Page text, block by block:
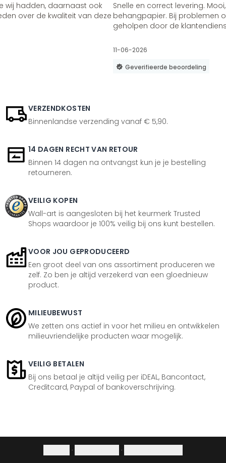
wij hadden, daarnaast ook
over de kwaliteit van deze
Snelle en correct levering.
behangpapier. Bij problemen
geholpen door de
11-06-2026
Geverifieerde beoordeling
VERZENDKOSTEN
Binnenlandse verzending vanaf € 5,90.
14 DAGEN RECHT VAN RETOUR
Binnen 14 dagen na ontvangst kun je je bestelling
retourneren.
VEILIG KOPEN
Wall-art is aangesloten bij het keurmerk Trusted
Shops waardoor je 100% veilig bij ons kunt bestellen.
VOOR JOU GEPRODUCEERD
Een groot deel van ons assortiment produceren we
zelf. Zo ben je altijd verzekerd van een gloednieuw
product.
MILIEUBEWUST
We zetten ons actief in voor het milieu en ontwikkelen
milieuvriendelijke producten waar mogelijk.
VEILIG BETALEN
Bij ons betaal je altijd veilig per iDEAL, Bancontact,
Creditcard, Paypal of bankoverschrijving.
· ·